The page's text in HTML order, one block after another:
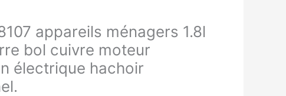
appareils ménagers 1.8l
bol cuivre moteur
électrique hachoir